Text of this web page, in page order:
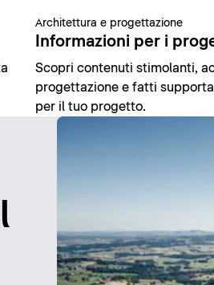
Architettura e progettazione
Informazioni per i
Scopri contenuti stimolanti,
progettazione e fatti
per il tuo progetto.